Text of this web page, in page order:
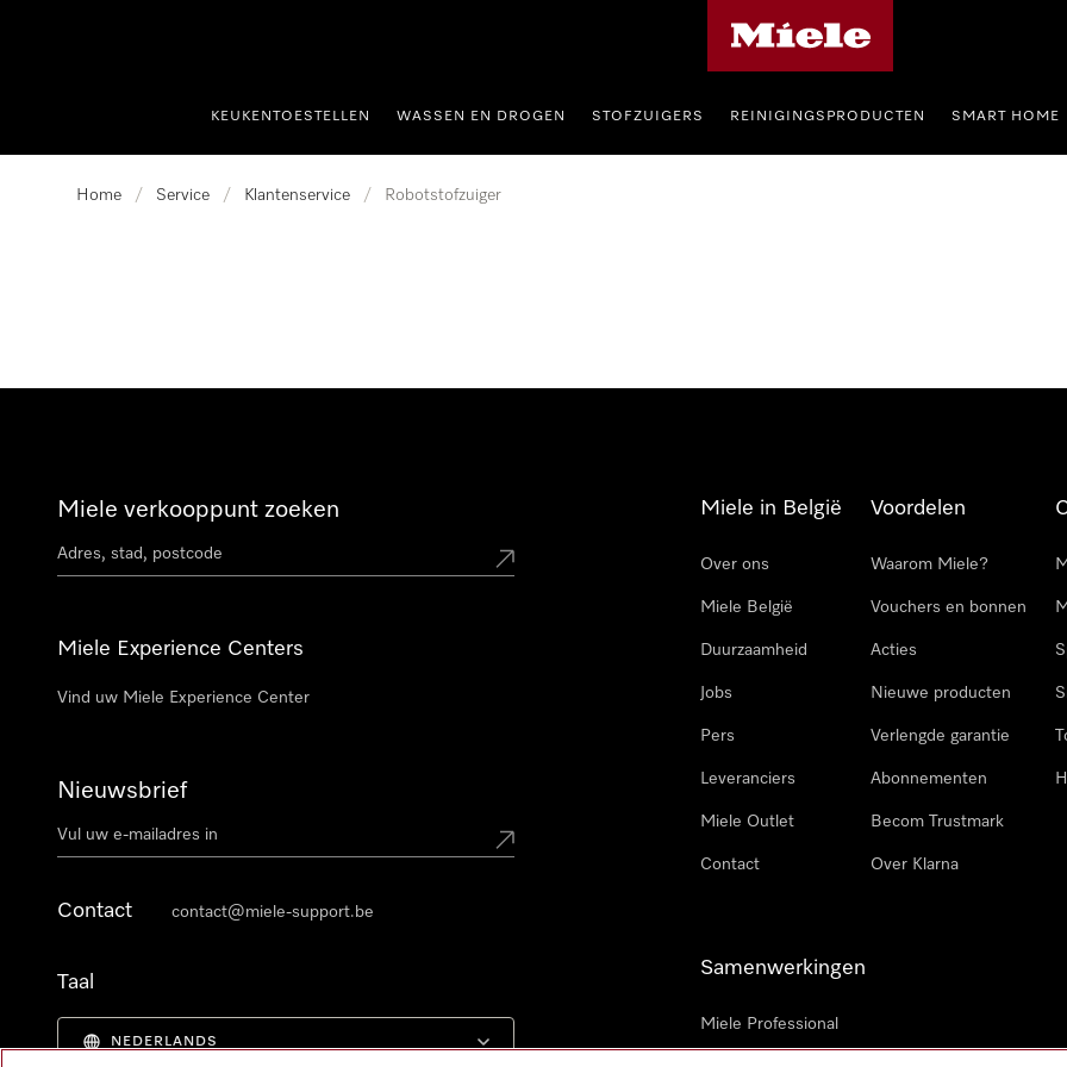
KEUKENTOESTELLEN WASSEN EN DROGEN STOFZUIGERS REINIGINGSPRODUCTEN SMART HOME
Home / Service / Klantenservice / Robotstofzuiger
Miele verkooppunt zoeken
Miele Experience Centers
Vind uw Miele Experience Center
Nieuwsbrief
Contact contact@miele-support.be
Taal
NEDERLANDS
Miele in België
Over ons
Miele België
Duurzaamheid
Jobs
Pers
Leveranciers
Miele Outlet
Contact
Voordelen
Waarom Miele?
Vouchers en bonnen
Acties
Nieuwe producten
Verlengde garantie
Abonnementen
Becom Trustmark
Over Klarna
Samenwerkingen
Miele Professional